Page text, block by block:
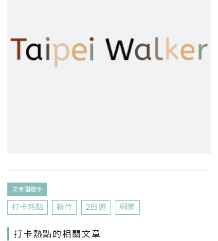
文章關鍵字
打卡熱點 新竹 2日遊 網美
打卡熱點的相關文章